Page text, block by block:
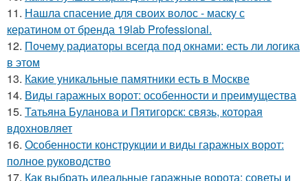
11. Нашла спасение для своих волос - маску с
кератином от бренда 19lab Professional.
12. Почему радиаторы всегда под окнами: есть ли логика
в этом
13. Какие уникальные памятники есть в Москве
14. Виды гаражных ворот: особенности и преимущества
15. Татьяна Буланова и Пятигорск: связь, которая
вдохновляет
16. Особенности конструкции и виды гаражных ворот:
полное руководство
17. Как выбрать идеальные гаражные ворота: советы и